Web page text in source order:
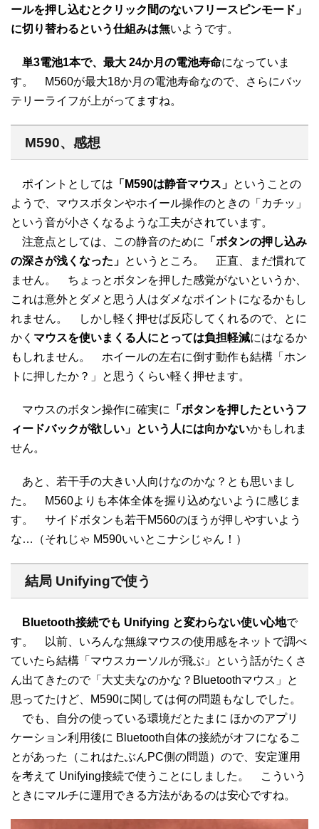
ールを押し込むとクリック間のないフリースピンモード」
に切り替わるという仕組みは無いようです。
単3電池1本で、最大 24か月の電池寿命になっていま
す。 M560が最大18か月の電池寿命なので、さらにバッ
テリーライフが上がってますね。
M590、感想
ポイントとしては 「M590は静音マウス」 ということの
ようで、マウスボタンやホイール操作のときの「カチッ」
という音が小さくなるような工夫がされています。
注意点としては、この静音のために
「ボタンの押し込み
の深さが浅くなった」 というところ。 正直、まだ慣れて
ません。 ちょっとボタンを押した感覚がないというか、
これは意外とダメと思う人はダメなポイントになるかもし
れません。 しかし軽く押せば反応してくれるので、とに
かく マウスを使いまくる人にとっては負担軽減にはなるか
もしれません。 ホイールの左右に倒す動作も結構「ホン
トに押したか？」と思うくらい軽く押せます。
マウスのボタン操作に確実に
「ボタンを押したというフ
ィードバックが欲しい」という人には向かないかもしれま
せん。
あと、若干手の大きい人向けなのかな？とも思いまし
た。 M560よりも本体全体を握り込めないように感じま
す。 サイドボタンも若干M560のほうが押しやすいよう
な…（それじゃ M590いいとこナシじゃん！）
結局 Unifyingで使う
Bluetooth接続でも Unifying と変わらない使い心地で
す。 以前、いろんな無線マウスの使用感をネットで調べ
ていたら結構「マウスカーソルが飛ぶ」という話がたくさ
ん出てきたので「大丈夫なのかな？Bluetoothマウス」と
思ってたけど、M590に関しては何の問題もなしでした。
でも、自分の使っている環境だとたまに ほかのアプリ
ケーション利用後に Bluetooth自体の接続がオフになるこ
とがあった（これはたぶんPC側の問題）ので、安定運用
を考えて Unifying接続で使うことにしました。 こういう
ときにマルチに運用できる方法があるのは安心ですね。